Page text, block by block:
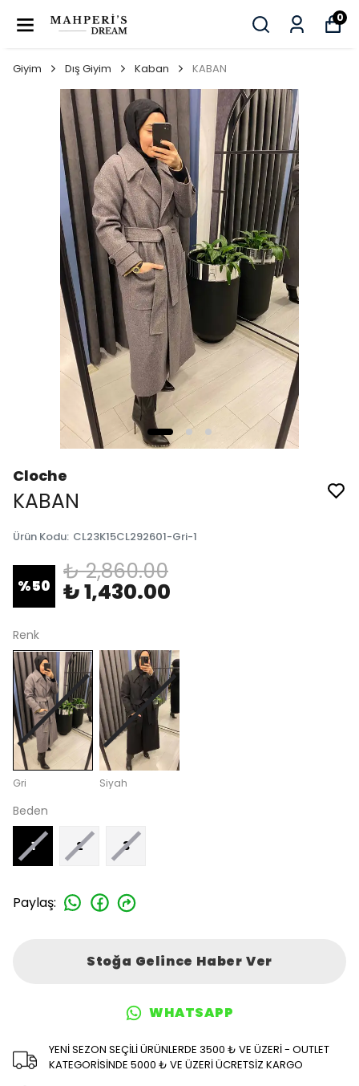
0
Giyim Dış Giyim Kaban KABAN
Cloche
KABAN
Ürün Kodu: CL23K15CL292601-Gri-1
%50
₺ 2,860.00
₺ 1,430.00
Renk
Gri Siyah
Beden
1 2 3
Paylaş:
Stoğa Gelince Haber Ver
WHATSAPP
YENİ SEZON SEÇİLİ ÜRÜNLERDE 3500 ₺ VE ÜZERİ - OUTLET
KATEGORİSİNDE 5000 ₺ VE ÜZERİ ÜCRETSİZ KARGO